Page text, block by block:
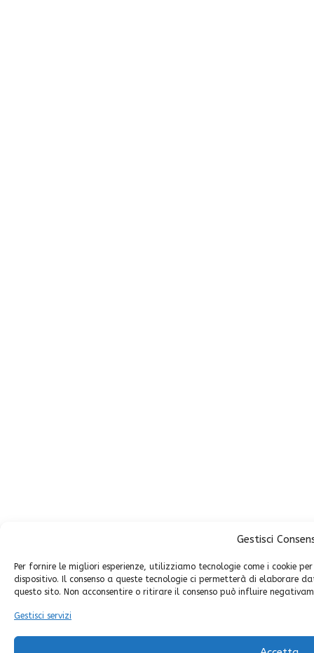
Gestisci
Per fornire le migliori esperienze, utilizziamo tecnologie come i cookie
dispositivo. Il consenso a queste tecnologie ci permetterà di elaborare
questo sito. Non acconsentire o ritirare il consenso può influire
Gestisci servizi